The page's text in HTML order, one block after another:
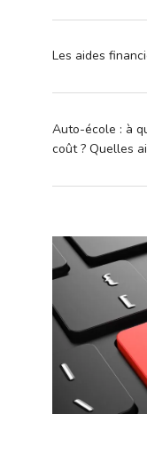
Les aides
Auto-école : à
coût ? Quelles